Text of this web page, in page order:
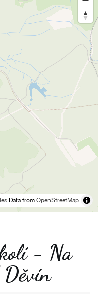
Data from OpenStreetMap
- Na